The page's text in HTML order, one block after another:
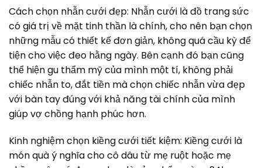
Cách chọn nhẫn cưới đẹp: Nhẫn cưới là đồ trang sức
có giá trị về mặt tinh thần là chính, cho nên bạn chọn
những mẫu có thiết kế đơn giản, không quá cầu kỳ để
tiện cho việc đeo hằng ngày. Bên cạnh đó bạn cũng
thể hiện gu thẩm mỹ của mình một tí, không phải
chiếc nhẫn to, đắt tiền mà chọn chiếc nhẫn vừa đẹp
với bàn tay đúng với khả năng tài chính của mình
giúp vợ chồng hạnh phúc hơn.
Kinh nghiệm chọn kiềng cưới tiết kiệm: Kiềng cưới là
món quà ý nghĩa cho cô dâu từ mẹ ruột hoặc mẹ